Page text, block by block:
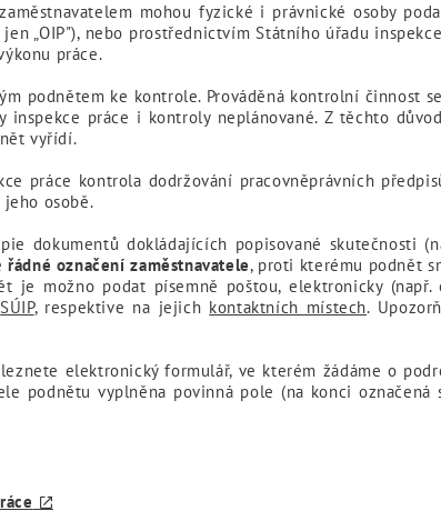
mohou fyzické i právnické osoby
„OIP"), nebo prostřednictvím Státního úřadu
práce.
podnětem ke kontrole. Prováděná kontrolní činnost
práce i kontroly neplánované. Z těchto
vyřídí.
práce kontrola dodržování pracovněprávních
osobě.
dokládajících popisované skutečnosti
řádné označení zaměstnavatele, proti kterému podnět
možno podat písemně poštou, elektronicky (např.
SÚIP, respektive na jejich kontaktních místech.
elektronický formulář, ve kterém žádáme o
podnětu vyplněna povinná pole (na konci označená